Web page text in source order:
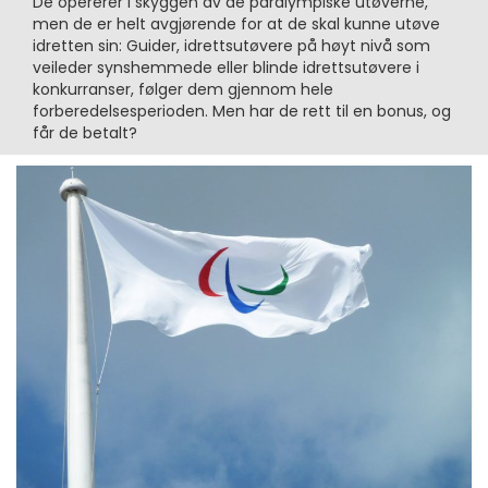
men de er helt avgjørende for at de skal kunne utøve
idretten sin: Guider, idrettsutøvere på høyt nivå som
veileder synshemmede eller blinde idrettsutøvere i
konkurranser, følger dem gjennom hele
forberedelsesperioden. Men har de rett til en bonus, og
får de betalt?